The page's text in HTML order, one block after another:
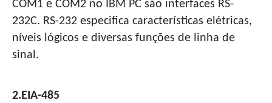
COM1 e COM2 no IBM PC são interfaces RS-
232C. RS-232 especifica características elétricas,
níveis lógicos e diversas funções de linha de
sinal.
2.EIA-485